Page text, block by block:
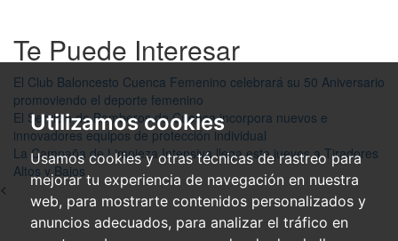
Utilizamos cookies
Usamos cookies y otras técnicas de rastreo para
mejorar tu experiencia de navegación en nuestra
web, para mostrarte contenidos personalizados y
anuncios adecuados, para analizar el tráfico en
Te Puede Interesar
El Club Baloncesto Cuenca Femenino celebrará su 50 Aniversario
promoviendo el deporte femenino
El Servicio de Bomberos de Cuenca incorpora nuevos e
innovadores equipos de protección individual
La Campaña de Limpieza Intensiva llega este jueves a Tiradores
Altos y Bajos
<